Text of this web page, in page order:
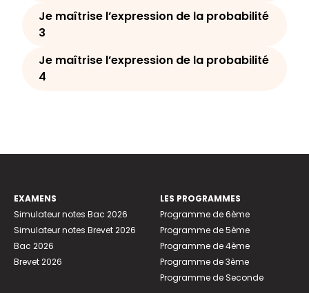
Je maîtrise l’expression de la probabilité
3
Je maîtrise l’expression de la probabilité
4
EXAMENS
Simulateur notes Bac 2026
Simulateur notes Brevet 2026
Bac 2026
Brevet 2026
LES PROGRAMMES
Programme de 6ème
Programme de 5ème
Programme de 4ème
Programme de 3ème
Programme de Seconde